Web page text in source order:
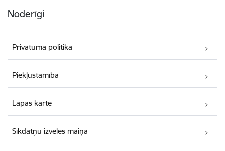
Noderīgi
Privātuma politika
Piekļūstamība
Lapas karte
Sīkdatņu izvēles maiņa